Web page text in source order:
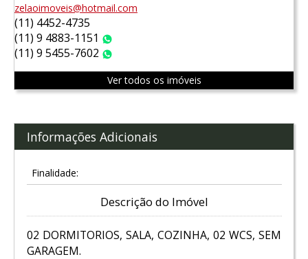
zelaoimoveis@hotmail.com
(11) 4452-4735
(11) 9 4883-1151
(11) 9 5455-7602
Ver todos os imóveis
Informações Adicionais
Finalidade:
Descrição do Imóvel
02 DORMITORIOS, SALA, COZINHA, 02 WCS, SEM
GARAGEM.